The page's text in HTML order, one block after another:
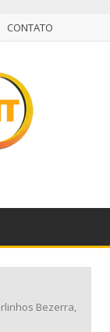
CONTATO
AGOSTO DE 2026
Bezerra,